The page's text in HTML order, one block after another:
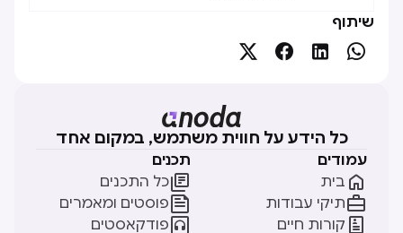
שיתוף




כל הידע על חווית משתמש, במקום אחד
עמודים
בית 
תיקי עבודות
קורות חיים 
תכנים
כל התכנים
פוסטים ומאמרים
פודקאסטים